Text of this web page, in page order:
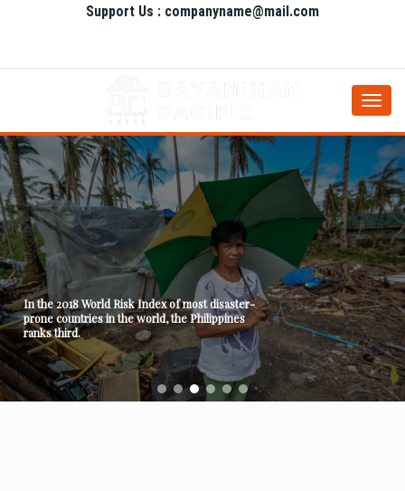
Support Us : companyname@mail.com
In the 2018 World Risk Index of most disaster-
prone countries in the world, the Philippines
ranks third.